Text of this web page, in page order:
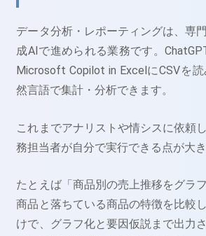
データ分析・レポーティングは、専
成AIで進められる業務です。
Microsoft Copilot in ExcelにCSVを
然言語で集計・分析できます。
これまでアナリストや情シスに依頼
務担当者が自分で実行できる点が大き
たとえば「商品別の売上推移をグラ
商品と落ちている商品の特徴を比較
けで、グラフ化と要因仮説まで出力